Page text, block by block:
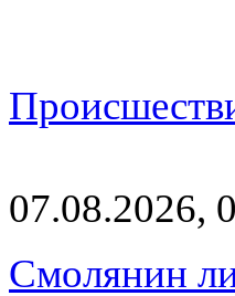
07.08.2026,
Смолянин